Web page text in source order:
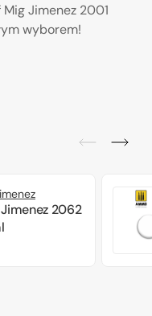
Jimenez 2001
wyborem!
2062